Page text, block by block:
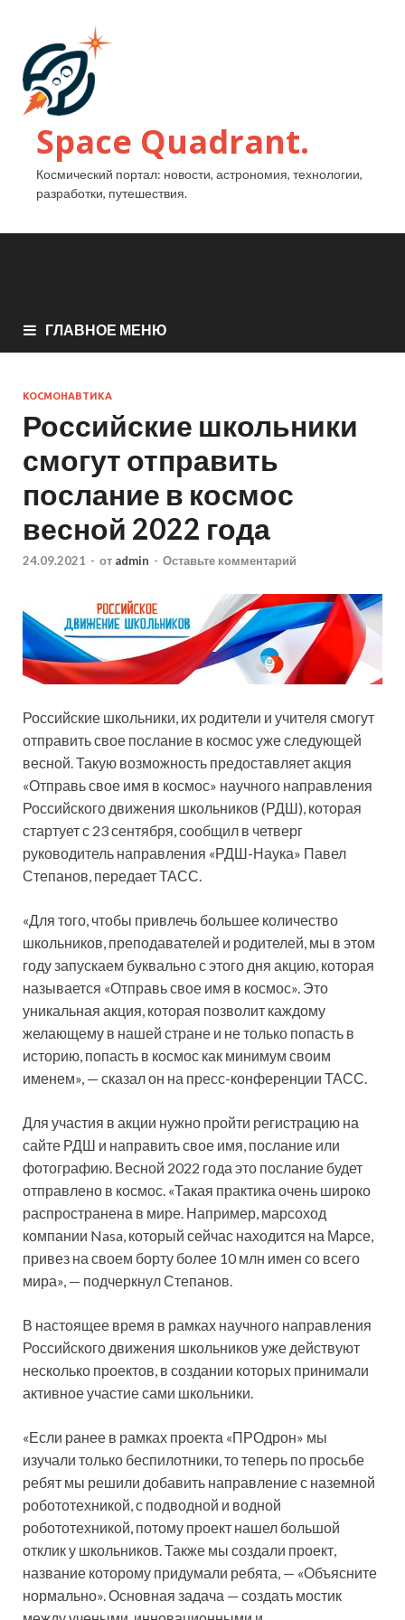
Space Quadrant.
Космический портал: новости, астрономия, технологии,
разработки, путешествия.
ГЛАВНОЕ МЕНЮ
КОСМОНАВТИКА
Российские школьники
смогут отправить
послание в космос
весной 2022 года
24.09.2021 - от admin - Оставьте комментарий
Российские школьники, их родители и учителя смогут
отправить свое послание в космос уже следующей
весной. Такую возможность предоставляет акция
«Отправь свое имя в космос» научного направления
Российского движения школьников (РДШ), которая
стартует с 23 сентября, сообщил в четверг
руководитель направления «РДШ-Наука» Павел
Степанов, передает ТАСС.
«Для того, чтобы привлечь большее количество
школьников, преподавателей и родителей, мы в этом
году запускаем буквально с этого дня акцию, которая
называется «Отправь свое имя в космос». Это
уникальная акция, которая позволит каждому
желающему в нашей стране и не только попасть в
историю, попасть в космос как минимум своим
именем», — сказал он на пресс-конференции ТАСС.
Для участия в акции нужно пройти регистрацию на
сайте РДШ и направить свое имя, послание или
фотографию. Весной 2022 года это послание будет
отправлено в космос. «Такая практика очень широко
распространена в мире. Например, марсоход
компании Nasa, который сейчас находится на Марсе,
привез на своем борту более 10 млн имен со всего
мира», — подчеркнул Степанов.
В настоящее время в рамках научного направления
Российского движения школьников уже действуют
несколько проектов, в создании которых принимали
активное участие сами школьники.
«Если ранее в рамках проекта «ПРОдрон» мы
изучали только беспилотники, то теперь по просьбе
ребят мы решили добавить направление с наземной
робототехникой, с подводной и водной
робототехникой, потому проект нашел большой
отклик у школьников. Также мы создали проект,
название которому придумали ребята, — «Объясните
нормально». Основная задача — создать мостик